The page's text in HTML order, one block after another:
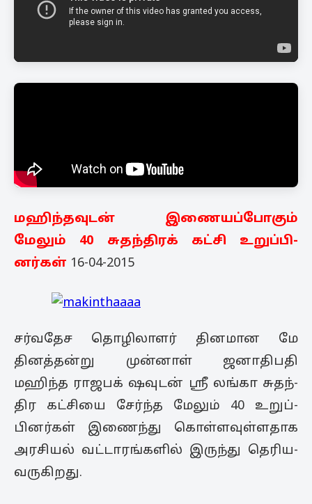
மஹிந்தவுடன் இணை­யப்­போகும்
மேலும் 40 சுதந்­திரக் கட்சி உறுப்­பி­
னர்கள் 16-04-2015
சர்வதேச தொழி­லாளர் தின­மான மே
தினத்­தன்று முன்னாள் ஜனா­தி­பதி
மஹிந்த ராஜ­பக் ­ஷவுடன் ஸ்ரீ லங்கா சுதந்­
திர கட்­சியை சேர்ந்த மேலும் 40 உறுப்­
பினர்கள் இணைந்து கொள்­ள­வுள்­ள­தாக
அர­சியல் வட்­டா­ரங்களில் இருந்து தெரி­ய­
வ­ரு­கி­றது.